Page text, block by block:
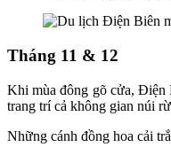
Tháng 11 & 12
Khi mùa đông gõ cửa, Điện
trang trí cả không gian núi
Những cánh đồng hoa cải